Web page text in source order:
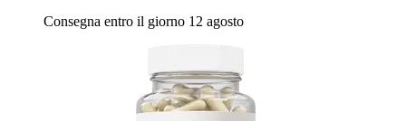
Consegna entro il giorno 12 agosto